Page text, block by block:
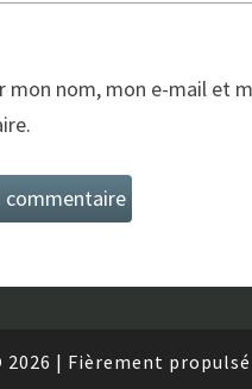
mon nom, mon e-mail et
2026 | Fièrement